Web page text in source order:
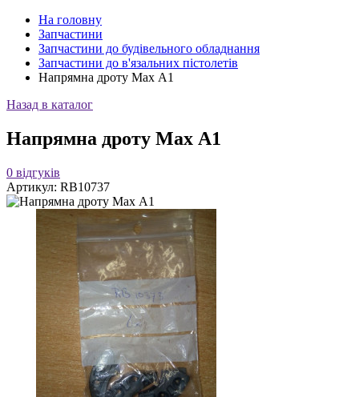
На головну
Запчастини
Запчастини до будівельного обладнання
Запчастини до в'язальних пістолетів
Напрямна дроту Max А1
Назад в каталог
Напрямна дроту Max А1
0 відгуків
Артикул: RB10737